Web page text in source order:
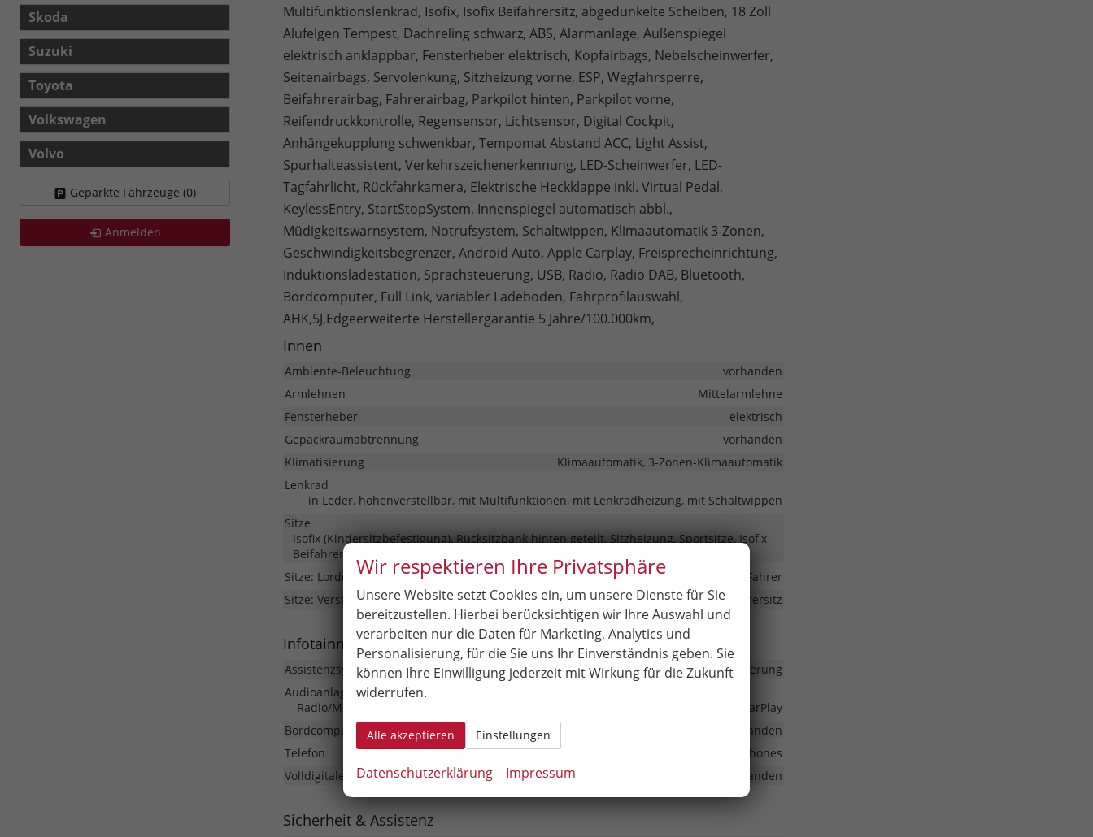
Multifunktionslenkrad, Isofix, Isofix Beifahrersitz, abgedunkelte Scheiben, 18 Zoll
Alufelgen Tempest, Dachreling schwarz, ABS, Alarmanlage, Außenspiegel
elektrisch anklappbar, Fensterheber elektrisch, Kopfairbags, Nebelscheinwerfer,
Seitenairbags, Servolenkung, Sitzheizung vorne, ESP, Wegfahrsperre,
Beifahrerairbag, Fahrerairbag, Parkpilot hinten, Parkpilot vorne,
Reifendruckkontrolle, Regensensor, Lichtsensor, Digital Cockpit,
Anhängekupplung schwenkbar, Tempomat Abstand ACC, Light Assist,
Spurhalteassistent, Verkehrszeichenerkennung, LED-Scheinwerfer, LED-
Tagfahrlicht, Rückfahrkamera, Elektrische Heckklappe inkl. Virtual Pedal,
KeylessEntry, StartStopSystem, Innenspiegel automatisch abbl.,
Müdigkeitswarnsystem, Notrufsystem, Schaltwippen, Klimaautomatik 3-Zonen,
Geschwindigkeitsbegrenzer, Android Auto, Apple Carplay, Freisprecheinrichtung,
Induktionsladestation, Sprachsteuerung, USB, Radio, Radio DAB, Bluetooth,
Bordcomputer, Full Link, variabler Ladeboden, Fahrprofilauswahl,
AHK,5J,Edgeerweiterte Herstellergarantie 5 Jahre/100.000km,
Innen
Ambiente-Beleuchtung
vorhanden
Armlehnen
Mittelarmlehne
Fensterheber
elektrisch
Gepäckraumabtrennung
vorhanden
Klimatisierung
Klimaautomatik, 3-Zonen-Klimaautomatik
Lenkrad
in Leder, höhenverstellbar, mit Multifunktionen, mit Lenkradheizung, mit Schaltwippen
Sitze
Isofix (Kindersitzbefestigung), Rücksitzbank hinten geteilt, Sitzheizung, Sportsitze, Isofix
Beifahrersitz
Sitze: Lordosenstütze
Fahrer
Sitze: Verstellbarkeit
Höhenverstellbarer Fahrersitz
Infotainment & Kommunikation
Assistenzsysteme
Sprachsteuerung
Audioanlage
Radio/MP3-Player, Radio, Schnittstelle USB, Digitalradio DAB, Android Auto, Apple CarPlay
Bordcomputer
vorhanden
Telefon
Freisprecheinrichtung, Bluetooth, Induktionsladen für Smartphones
Volldigitales Kombiinstrument (Virtual Cockpit)
vorhanden
Sicherheit & Assistenz
Skoda
Suzuki
Toyota
Volkswagen
Volvo
Geparkte Fahrzeuge (0)
Anmelden
Wir respektieren Ihre Privatsphäre
Unsere Website setzt Cookies ein, um unsere Dienste für Sie
bereitzustellen. Hierbei berücksichtigen wir Ihre Auswahl und
verarbeiten nur die Daten für Marketing, Analytics und
Personalisierung, für die Sie uns Ihr Einverständnis geben. Sie
können Ihre Einwilligung jederzeit mit Wirkung für die Zukunft
widerrufen.
Alle akzeptieren Einstellungen
Datenschutzerklärung Impressum